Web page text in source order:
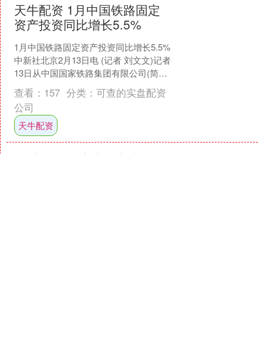
天牛配资 1月中国铁路固定
资产投资同比增长5.5%
1月中国铁路固定资产投资同比增长5.5%
中新社北京2月13日电 (记者 刘文文)记者
13日从中国国家铁路集团有限公司(简
称“国铁集团”)获悉，1月，全国铁路完....
查看： 157 分类： 可查的实盘配资
公司
天牛配资
伯乐配资 四点半观市 机构